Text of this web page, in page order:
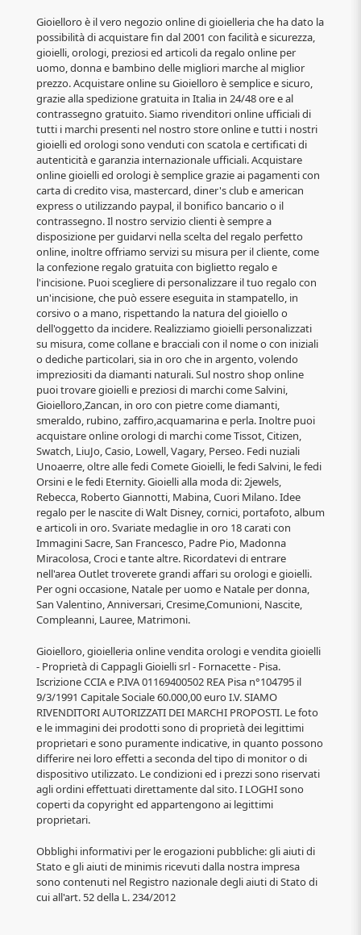
Gioielloro è il vero negozio online di gioielleria che ha dato la
possibilità di acquistare fin dal 2001 con facilità e sicurezza,
gioielli, orologi, preziosi ed articoli da regalo online per
uomo, donna e bambino delle migliori marche al miglior
prezzo. Acquistare online su Gioielloro è semplice e sicuro,
grazie alla spedizione gratuita in Italia in 24/48 ore e al
contrassegno gratuito. Siamo rivenditori online ufficiali di
tutti i marchi presenti nel nostro store online e tutti i nostri
gioielli ed orologi sono venduti con scatola e certificati di
autenticità e garanzia internazionale ufficiali. Acquistare
online gioielli ed orologi è semplice grazie ai pagamenti con
carta di credito visa, mastercard, diner's club e american
express o utilizzando paypal, il bonifico bancario o il
contrassegno. Il nostro servizio clienti è sempre a
disposizione per guidarvi nella scelta del regalo perfetto
online, inoltre offriamo servizi su misura per il cliente, come
la confezione regalo gratuita con biglietto regalo e
l'incisione. Puoi scegliere di personalizzare il tuo regalo con
un'incisione, che può essere eseguita in stampatello, in
corsivo o a mano, rispettando la natura del gioiello o
dell'oggetto da incidere. Realizziamo gioielli personalizzati
su misura, come collane e bracciali con il nome o con iniziali
o dediche particolari, sia in oro che in argento, volendo
impreziositi da diamanti naturali. Sul nostro shop online
puoi trovare gioielli e preziosi di marchi come Salvini,
Gioielloro,Zancan, in oro con pietre come diamanti,
smeraldo, rubino, zaffiro,acquamarina e perla. Inoltre puoi
acquistare online orologi di marchi come Tissot, Citizen,
Swatch, LiuJo, Casio, Lowell, Vagary, Perseo. Fedi nuziali
Unoaerre, oltre alle fedi Comete Gioielli, le fedi Salvini, le fedi
Orsini e le fedi Eternity. Gioielli alla moda di: 2jewels,
Rebecca, Roberto Giannotti, Mabina, Cuori Milano. Idee
regalo per le nascite di Walt Disney, cornici, portafoto, album
e articoli in oro. Svariate medaglie in oro 18 carati con
Immagini Sacre, San Francesco, Padre Pio, Madonna
Miracolosa, Croci e tante altre. Ricordatevi di entrare
nell'area Outlet troverete grandi affari su orologi e gioielli.
Per ogni occasione, Natale per uomo e Natale per donna,
San Valentino, Anniversari, Cresime,Comunioni, Nascite,
Compleanni, Lauree, Matrimoni.
Gioielloro, gioielleria online vendita orologi e vendita gioielli
- Proprietà di Cappagli Gioielli srl - Fornacette - Pisa.
Iscrizione CCIA e P.IVA 01169400502 REA Pisa n°104795 il
9/3/1991 Capitale Sociale 60.000,00 euro I.V. SIAMO
RIVENDITORI AUTORIZZATI DEI MARCHI PROPOSTI. Le foto
e le immagini dei prodotti sono di proprietà dei legittimi
proprietari e sono puramente indicative, in quanto possono
differire nei loro effetti a seconda del tipo di monitor o di
dispositivo utilizzato. Le condizioni ed i prezzi sono riservati
agli ordini effettuati direttamente dal sito. I LOGHI sono
coperti da copyright ed appartengono ai legittimi
proprietari.
Obblighi informativi per le erogazioni pubbliche: gli aiuti di
Stato e gli aiuti de minimis ricevuti dalla nostra impresa
sono contenuti nel Registro nazionale degli aiuti di Stato di
cui all'art. 52 della L. 234/2012